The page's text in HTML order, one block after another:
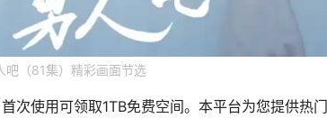
吧（81集）精彩画面节选
次使用可领取1TB免费空间。本平台为您提供热门